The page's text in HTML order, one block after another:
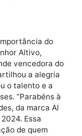
– ConCafé.
na Linha
Antônio, no
com a
(PSD).
a importância do